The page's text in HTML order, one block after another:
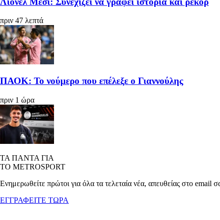
πριν 47 λεπτά
ΠΑΟΚ: Το νούμερο που επέλεξε ο Γιαννούλης
πριν 1 ώρα
ΤΑ ΠΑΝΤΑ ΓΙΑ
ΤΟ METROSPORT
Ενημερωθείτε πρώτοι για όλα τα τελεταία νέα, απευθείας στο email
ΕΓΓΡΑΦΕΙΤΕ ΤΩΡΑ